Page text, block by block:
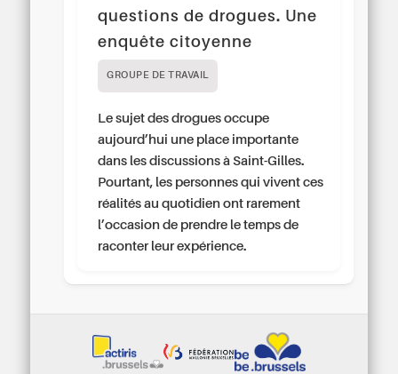
questions de drogues. Une
enquête citoyenne
GROUPE DE TRAVAIL
Le sujet des drogues occupe
aujourd’hui une place importante
dans les discussions à Saint-Gilles.
Pourtant, les personnes qui vivent ces
réalités au quotidien ont rarement
l’occasion de prendre le temps de
raconter leur expérience.